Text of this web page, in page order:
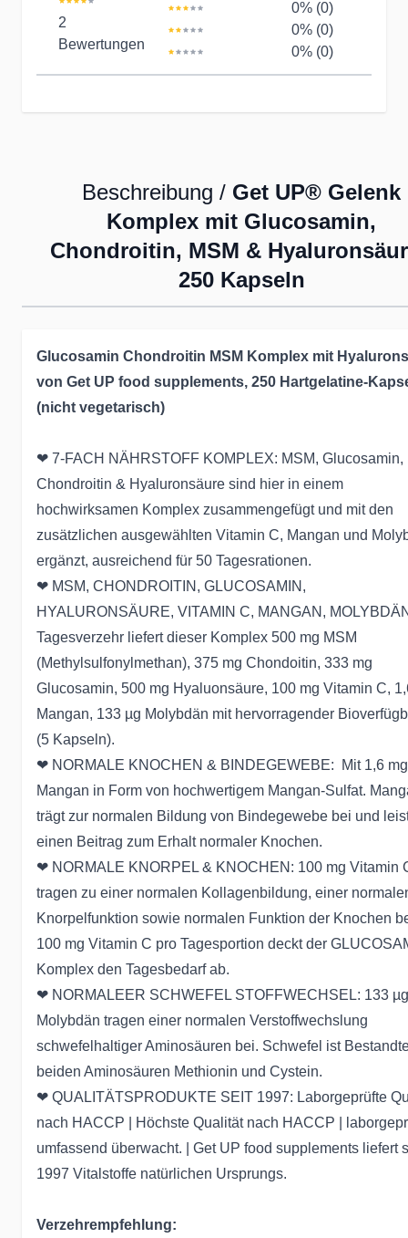
2
Bewertungen
0% (0)
0% (0)
0% (0)
Beschreibung / Get UP® Gelenk
Komplex mit Glucosamin,
Chondroitin, MSM &
250 Kapseln
Glucosamin Chondroitin MSM Komplex mit
von Get UP food supplements, 250 Hartgelatine-
(nicht vegetarisch)
❤ 7-FACH NÄHRSTOFF KOMPLEX: MSM, Glucosamin,
Chondroitin & Hyaluronsäure sind hier in einem
hochwirksamen Komplex zusammengefügt und mit den
zusätzlichen ausgewählten Vitamin C, Mangan und
ergänzt, ausreichend für 50 Tagesrationen.
❤ MSM, CHONDROITIN, GLUCOSAMIN,
HYALURONSÄURE, VITAMIN C, MANGAN,
Tagesverzehr liefert dieser Komplex 500 mg MSM
(Methylsulfonylmethan), 375 mg Chondoitin, 333 mg
Glucosamin, 500 mg Hyaluonsäure, 100 mg Vitamin C,
Mangan, 133 µg Molybdän mit hervorragender
(5 Kapseln).
❤ NORMALE KNOCHEN & BINDEGEWEBE: Mit 1,6 mg
Mangan in Form von hochwertigem Mangan-Sulfat.
trägt zur normalen Bildung von Bindegewebe bei und
einen Beitrag zum Erhalt normaler Knochen.
❤ NORMALE KNORPEL & KNOCHEN: 100 mg Vitamin
tragen zu einer normalen Kollagenbildung, einer
Knorpelfunktion sowie normalen Funktion der Knochen
100 mg Vitamin C pro Tagesportion deckt der
Komplex den Tagesbedarf ab.
❤ NORMALEER SCHWEFEL STOFFWECHSEL: 133 µg
Molybdän tragen einer normalen Verstoffwechslung
schwefelhaltiger Aminosäuren bei. Schwefel ist
beiden Aminosäuren Methionin und Cystein.
❤ QUALITÄTSPRODUKTE SEIT 1997: Laborgeprüfte
nach HACCP | Höchste Qualität nach HACCP |
umfassend überwacht. | Get UP food supplements liefert
1997 Vitalstoffe natürlichen Ursprungs.
Verzehrempfehlung: